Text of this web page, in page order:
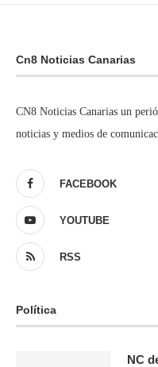
Cn8 Noticias Canarias
CN8 Noticias Canarias un
noticias y medios de
FACEBOOK
YOUTUBE
RSS
Política
NC